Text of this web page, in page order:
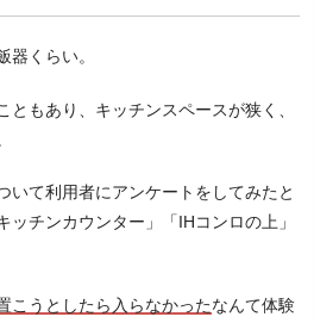
器くらい。
もあり、キッチンスペースが狭く、
いて利用者にアンケートをしてみたと
ッチンカウンター」「IHコンロの上」
こうとしたら入らなかったなんて体験